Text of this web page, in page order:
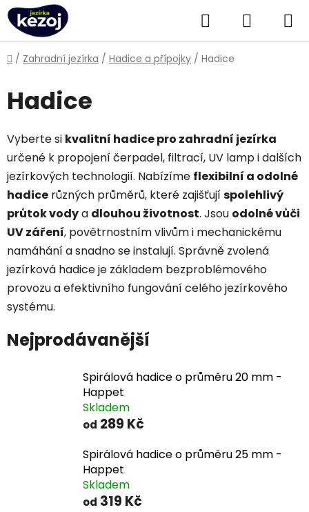
Přejít
na
obsah
Hledat
KOŠÍK
Domů
/ Zahradní jezírka / Hadice a přípojky / Hadice
Hadice
Vyberte si kvalitní hadice pro zahradní jezírka
určené k propojení čerpadel, filtrací, UV lamp i dalších
jezírkových technologií. Nabízíme flexibilní a odolné
hadice různých průměrů, které zajišťujíspolehlivý
průtok vodya dlouhou životnost. Jsou odolné vůči
UV záření, povětrnostním vlivům i mechanickému
namáhání a snadno se instalují. Správně zvolená
jezírková hadice je základem bezproblémového
provozu a efektivního fungování celého jezírkového
systému.
Nejprodávanější
Spirálová hadice o průměru 20 mm -
Happet
Skladem
od 289 Kč
Spirálová hadice o průměru 25 mm -
Happet
Skladem
od 319 Kč